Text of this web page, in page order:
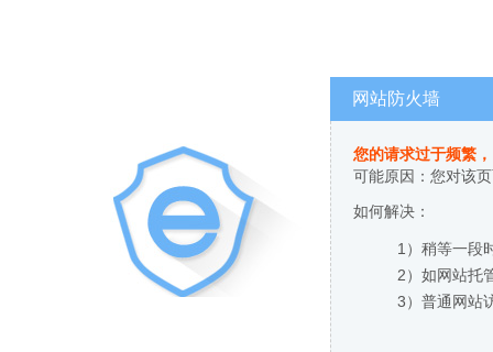
网站防火墙
您的请求过于频繁
可能原因：您对该
如何解决：
1）稍等一段
2）如网站托
3）普通网站